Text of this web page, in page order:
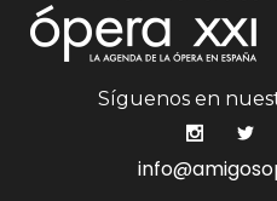
Síguenos en